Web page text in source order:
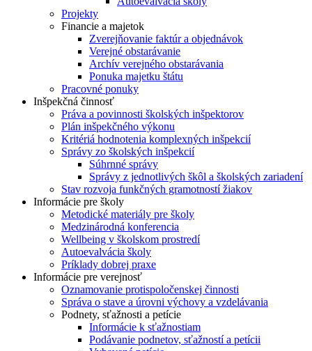
Projekty
Financie a majetok
Zverejňovanie faktúr a objednávok
Verejné obstarávanie
Archív verejného obstarávania
Ponuka majetku štátu
Pracovné ponuky
Inšpekčná činnosť
Práva a povinnosti školských inšpektorov
Plán inšpekčného výkonu
Kritériá hodnotenia komplexných inšpekcií
Správy zo školských inšpekcií
Súhrnné správy
Správy z jednotlivých škôl a školských zariadení
Stav rozvoja funkčných gramotností žiakov
Informácie pre školy
Metodické materiály pre školy
Medzinárodná konferencia
Wellbeing v školskom prostredí
Autoevalvácia školy
Príklady dobrej praxe
Informácie pre verejnosť
Oznamovanie protispoločenskej činnosti
Správa o stave a úrovni výchovy a vzdelávania
Podnety, sťažnosti a petície
Informácie k sťažnostiam
Podávanie podnetov, sťažností a petícii